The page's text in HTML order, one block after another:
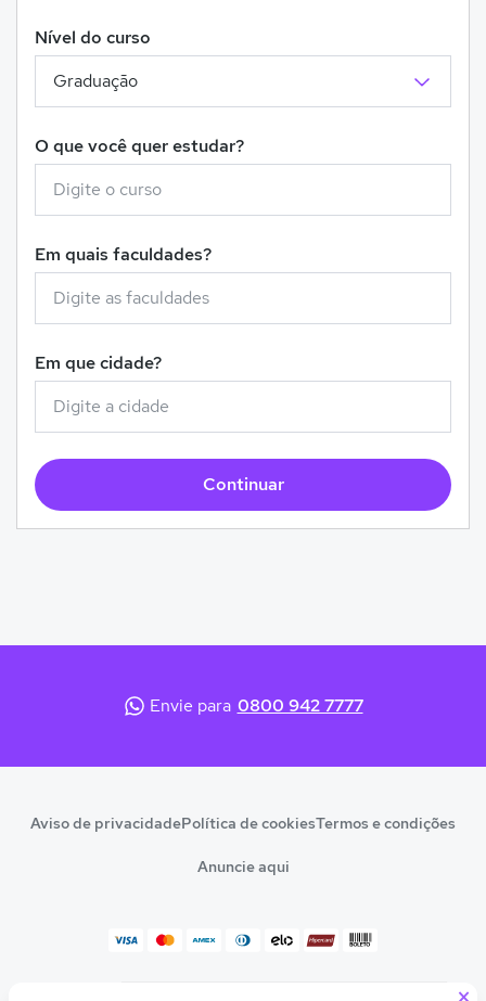
Nível do curso
O que você quer estudar?
Em quais faculdades?
Em que cidade?
Continuar
Envie para 0800 942 7777
Aviso de privacidadePolítica de cookiesTermos e condições
Anuncie aqui